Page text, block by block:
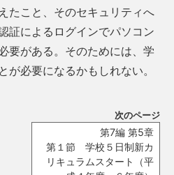
たこと、そのセキュリティへ
証によるログインでパソコン
要がある。そのためには、学
が必要になるかもしれない。
次のページ
第7編 第5章
第１節 学校５日制新カ
リキュラムスタート（平